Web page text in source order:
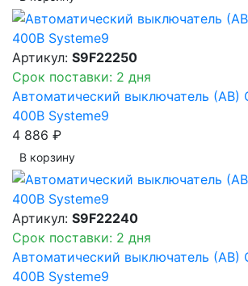
Артикул: S9F22250
Срок поставки: 2 дня
Автоматический выключатель (АВ)
400В Systeme9
4 886 ₽
В корзинy
Артикул: S9F22240
Срок поставки: 2 дня
Автоматический выключатель (АВ)
400В Systeme9